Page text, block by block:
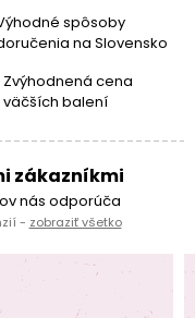
spôsoby
na Slovensko
Zvýhodnená cena
väčších balení
zákazníkmi
nás odporúča
- zobraziť všetko